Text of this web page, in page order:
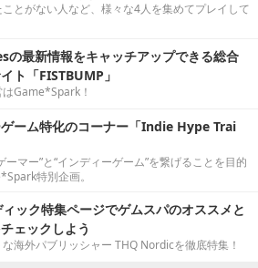
ことがない人など、様々な4人を集めてプレイして
の最新情報をキャッチアップできる総合
ト「FISTBUMP」
Game*Spark！
ーム特化のコーナー「Indie Hype Trai
ーマー”と“インディーゲーム”を繋げることを目的
特別企画。
ック特集ページでゲムスパのオススメと
ェックしよう
海外パブリッシャー THQ Nordicを徹底特集！